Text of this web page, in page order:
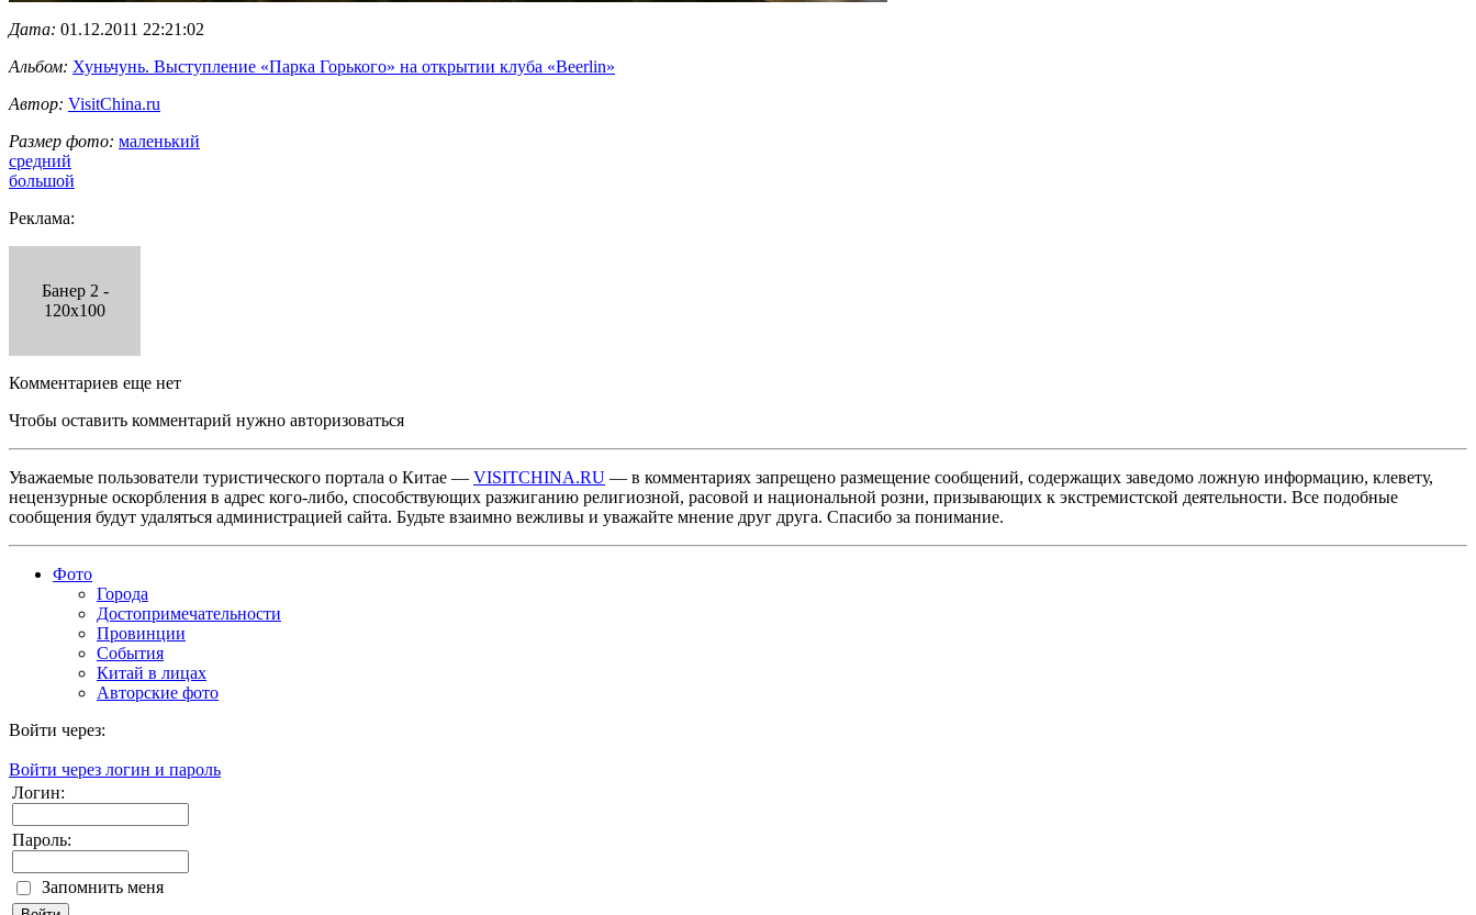
Дата: 01.12.2011 22:21:02
Альбом: Хуньчунь. Выступление «Парка Горького» на открытии клуба «Beerlin»
Автор: VisitChina.ru
Размер фото: маленький
средний
большой
Реклама:
Банер 2 -
120x100
Комментариев еще нет
Чтобы оставить комментарий нужно авторизоваться
Уважаемые пользователи туристического портала о Китае — VISITCHINA.RU — в комментариях запрещено размещение сообщений, содержащих заведомо ложную информацию, клевету,
нецензурные оскорбления в адрес кого-либо, способствующих разжиганию религиозной, расовой и национальной розни, призывающих к экстремистской деятельности. Все подобные
сообщения будут удаляться администрацией сайта. Будьте взаимно вежливы и уважайте мнение друг друга. Спасибо за понимание.
Фото
Города
Достопримечательности
Провинции
События
Китай в лицах
Авторские фото
Войти через:
Войти через логин и пароль
Логин:
Пароль:
Запомнить меня